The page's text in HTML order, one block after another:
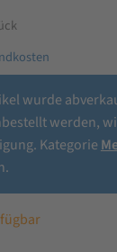
wurde
werden,
Kategorie